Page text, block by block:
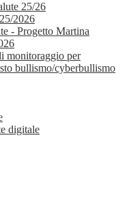
25/26
2026
- Progetto Martina
monitoraggio per
bullismo/cyberbullismo
digitale